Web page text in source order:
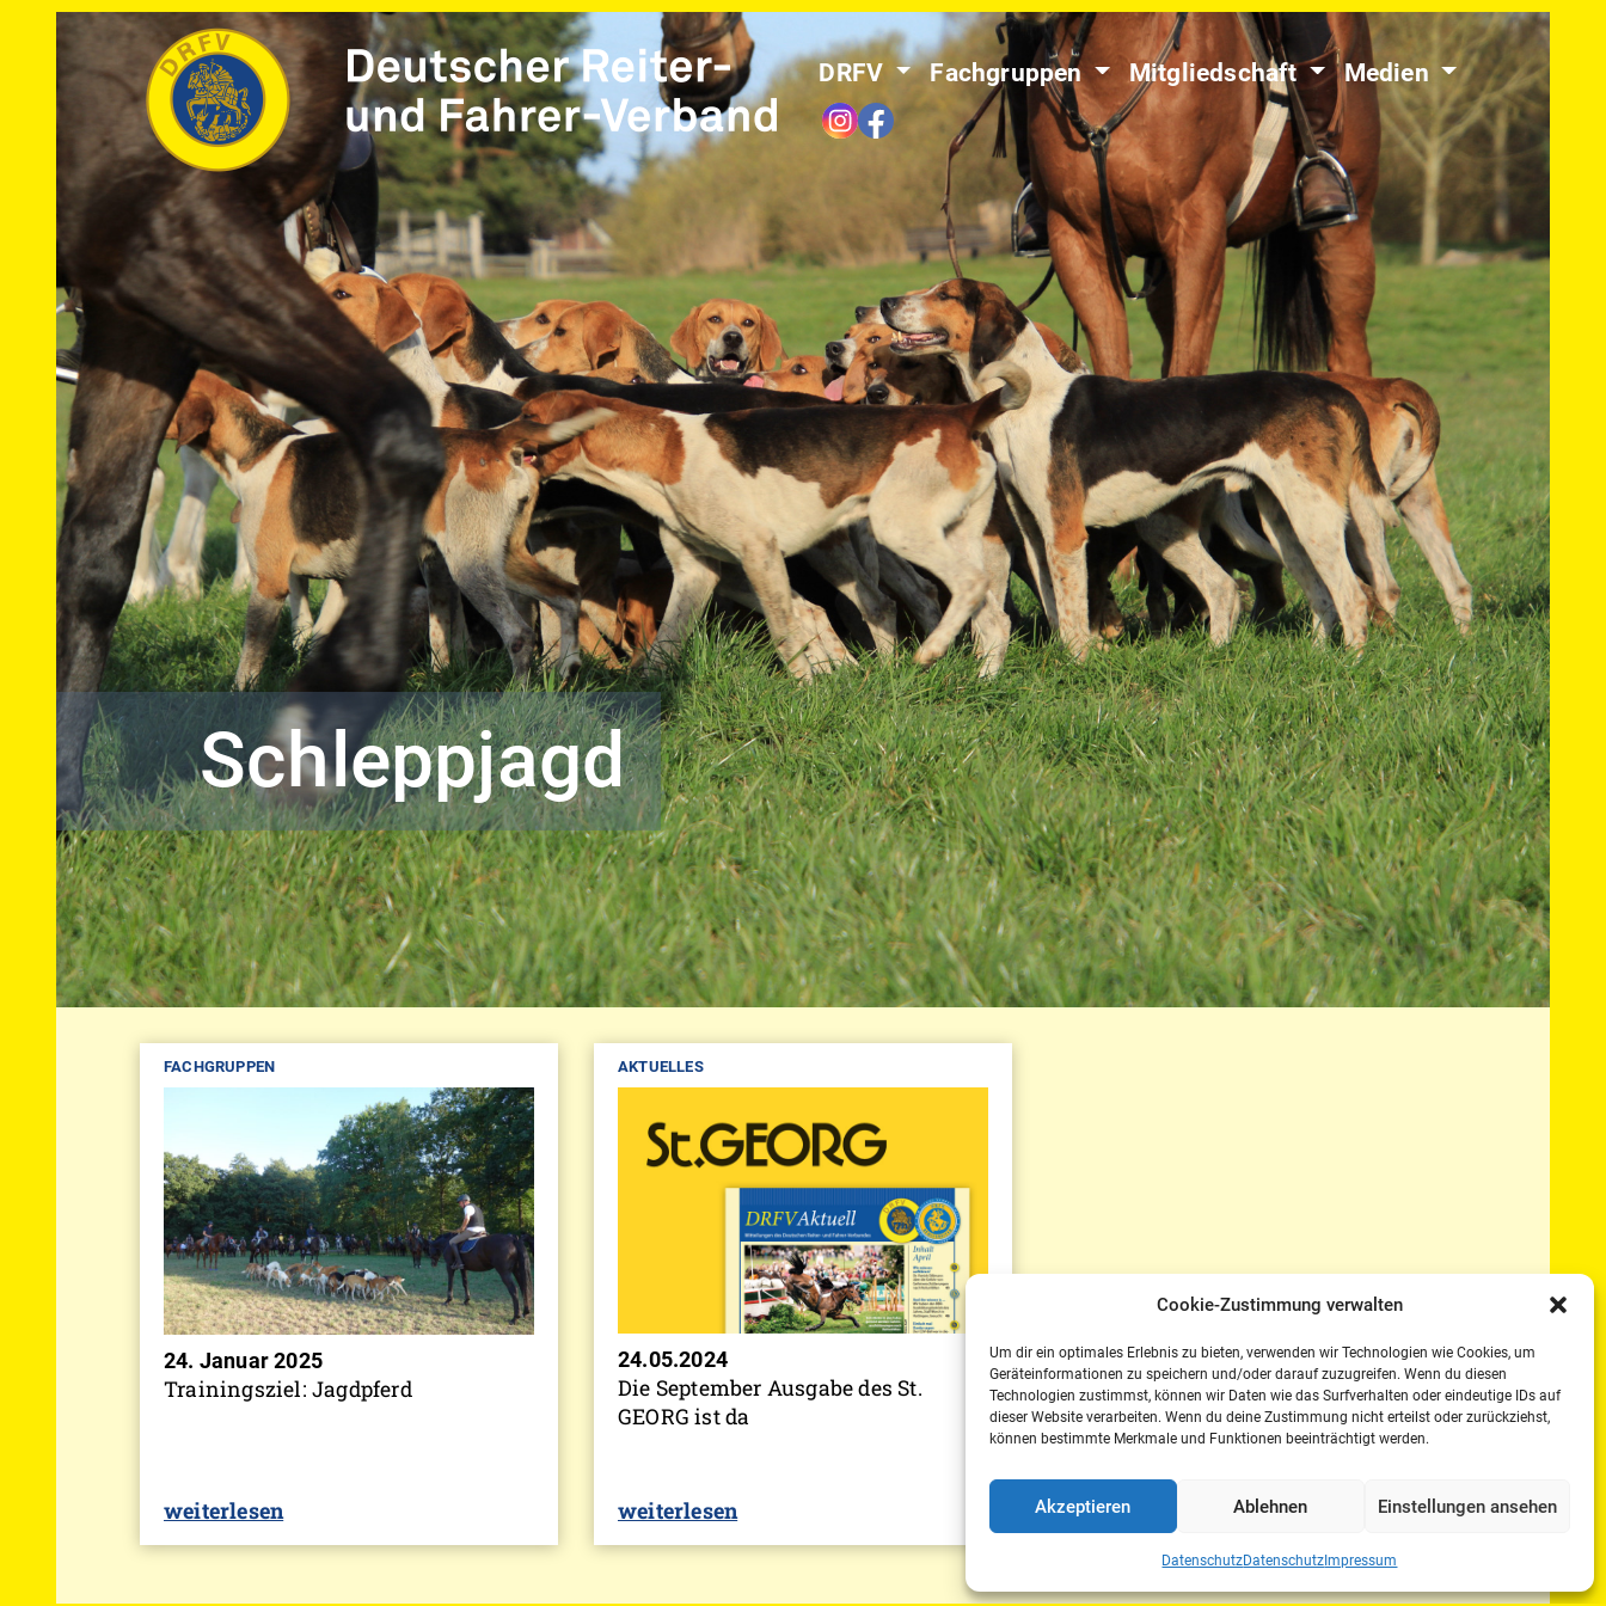
Cookie-Zustimmung verwalten
Um dir ein optimales Erlebnis zu bieten, verwenden wir Technologien wie Cookies, um
Geräteinformationen zu speichern und/oder darauf zuzugreifen. Wenn du diesen
Technologien zustimmst, können wir Daten wie das Surfverhalten oder eindeutige IDs auf
dieser Website verarbeiten. Wenn du deine Zustimmung nicht erteilst oder zurückziehst,
können bestimmte Merkmale und Funktionen beeinträchtigt werden.
Akzeptieren Ablehnen Einstellungen ansehen
DatenschutzDatenschutz Impressum
DRFV Fachgruppen Mitgliedschaft Medien
Schleppjagd
FACHGRUPPEN
24. Januar 2025
Trainingsziel: Jagdpferd
weiterlesen
AKTUELLES
24.05.2024
Die September Ausgabe des St.
GEORG ist da
weiterlesen